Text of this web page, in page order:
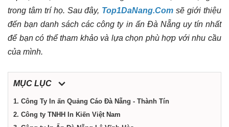
Nẵng
trong tâm trí họ. Sau đây, Top1DaNang.Com sẽ giới thiệu
đến bạn danh sách các công ty in ấn Đà Nẵng uy tín nhất
để bạn có thể tham khảo và lựa chọn phù hợp với nhu cầu
của mình.
MỤC LỤC
1. Công Ty In ấn Quảng Cáo Đà Nẵng - Thành Tín
2. Công ty TNHH In Kiến Việt Nam